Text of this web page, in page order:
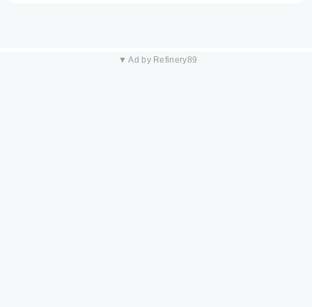
▼ Ad by Refinery89